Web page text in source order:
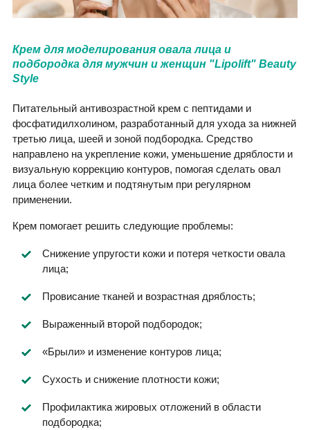
Крем для моделирования овала лица и
подбородка для мужчин и женщин "Lipolift" Beauty
Style
Питательный антивозрастной крем с пептидами и
фосфатидилхолином, разработанный для ухода за нижней
третью лица, шеей и зоной подбородка. Средство
направлено на укрепление кожи, уменьшение дряблости и
визуальную коррекцию контуров, помогая сделать овал
лица более четким и подтянутым при регулярном
применении.
Крем помогает решить следующие проблемы:
Снижение упругости кожи и потеря четкости овала
лица;
Провисание тканей и возрастная дряблость;
Выраженный второй подбородок;
«Брыли» и изменение контуров лица;
Сухость и снижение плотности кожи;
Профилактика жировых отложений в области
подбородка;